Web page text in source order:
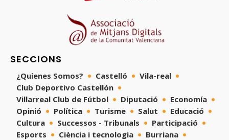
SECCIONS
¿Quienes Somos? Castelló
Vila-real
Club Deportivo Castellón
Villarreal Club de Fútbol
Diputació
Economía
Opinió
Política Turisme Salut
Educació
Cultura
Successos - Tribunals
Participació
Esports
Ciència i tecnologia
Burriana